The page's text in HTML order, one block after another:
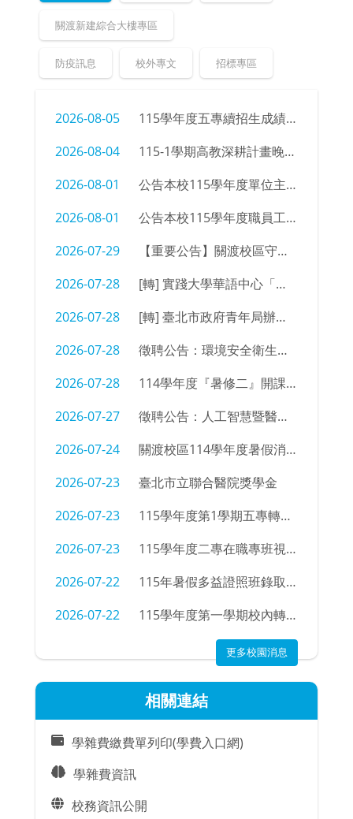
關渡新建綜合大樓專區
防疫訊息 校外專文 招標專區
2026-08-05
115學年度五專續招生成績、榜單公告暨錄取新生報到注意事項
2026-08-04
115-1學期高教深耕計畫晚自習同學參加意願調查
2026-08-01
公告本校115學年度單位主管及行政支援名單
2026-08-01
公告本校115學年度職員工職務異動
2026-07-29
【重要公告】關渡校區守衛室拆除及物品限期清空通知
2026-07-28
[轉] 實踐大學華語中心「菁英語伴計畫」招募海報
2026-07-28
[轉] 臺北市政府青年局辦理「2026臺北青年外交學堂」簡章及海報
2026-07-28
徵聘公告：環境安全衛生組 辦事員/技佐
2026-07-28
114學年度『暑修二』開課㇐覽表
2026-07-27
徵聘公告：人工智慧暨醫療應用科 編制外專任教師
2026-07-24
關渡校區114學年度暑假消防設備測試時間
2026-07-23
臺北市立聯合醫院獎學金
2026-07-23
115學年度第1學期五專轉學招生考試錄取公告
2026-07-23
115學年度二專在職專班視光學科新生學號查詢
2026-07-22
115年暑假多益證照班錄取名單
2026-07-22
115學年度第一學期校內轉科錄取名單及注意事項
更多校園消息
相關連結
學雜費繳費單列印(學費入口網)
學雜費資訊
校務資訊公開